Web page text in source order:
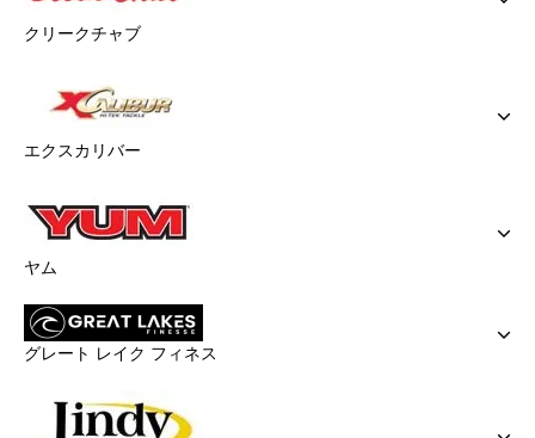
クリークチャブ
エクスカリバー
ヤム
グレート レイク フィネス